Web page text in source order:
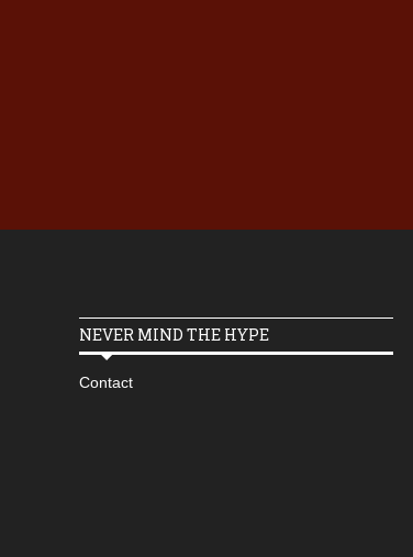
NEVER MIND THE HYPE
Contact